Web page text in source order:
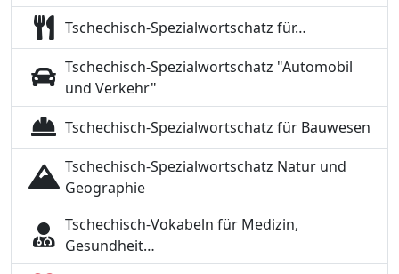
Tschechisch-Spezialwortschatz für…
Tschechisch-Spezialwortschatz "Automobil
und Verkehr"
Tschechisch-Spezialwortschatz für Bauwesen
Tschechisch-Spezialwortschatz Natur und
Geographie
Tschechisch-Vokabeln für Medizin,
Gesundheit…